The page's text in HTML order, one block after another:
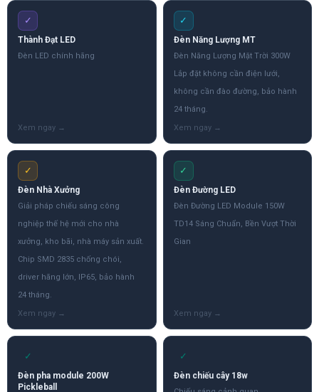
✓
Thành Đạt LED
Đèn LED chính hãng
✓
Đèn Năng Lượng MT
Đèn Năng Lượng Mặt Trời 300W
Lắp đặt không cần điện lưới,
không cần đào đường, bảo hành
24 tháng.
✓
Đèn Nhà Xưởng
Giải pháp chiếu sáng công
nghiệp thế hệ mới cho nhà
xưởng, kho bãi, nhà máy sản xuất.
Chip SMD 2835 chống chói,
driver hãng lớn, IP65, bảo hành
24 tháng.
✓
Đèn Đường LED
Đèn Đường LED Module 150W
TD14 Sáng Chuẩn, Bền Vượt Thời
Gian
✓
Đèn pha module 200W
Pickleball
✓
Đèn chiếu cây 18w